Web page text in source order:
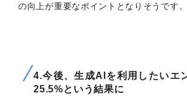
の向上が重要なポイントとなりそうです。
4.今後、生成AIを利用したいエ
25.5%という結果に